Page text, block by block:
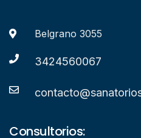
Belgrano 3055
3424560067
Consultorios: